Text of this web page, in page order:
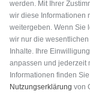
werden. Mit Ihrer
wir diese Informationen
weitergeben. Wenn Sie
wir nur die
Inhalte. Ihre
anpassen und jederzeit
Informationen finden
Nutzungserklärung von